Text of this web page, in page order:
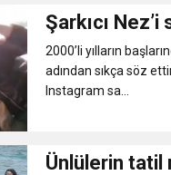
Dr. Öcük, karın germe estetiği
Terör Örgütüne MİT’ten Darbe!
Şarkıcı
2000’li yılların
adından sıkça söz
Instagram sa...
Ünlülerin tatil